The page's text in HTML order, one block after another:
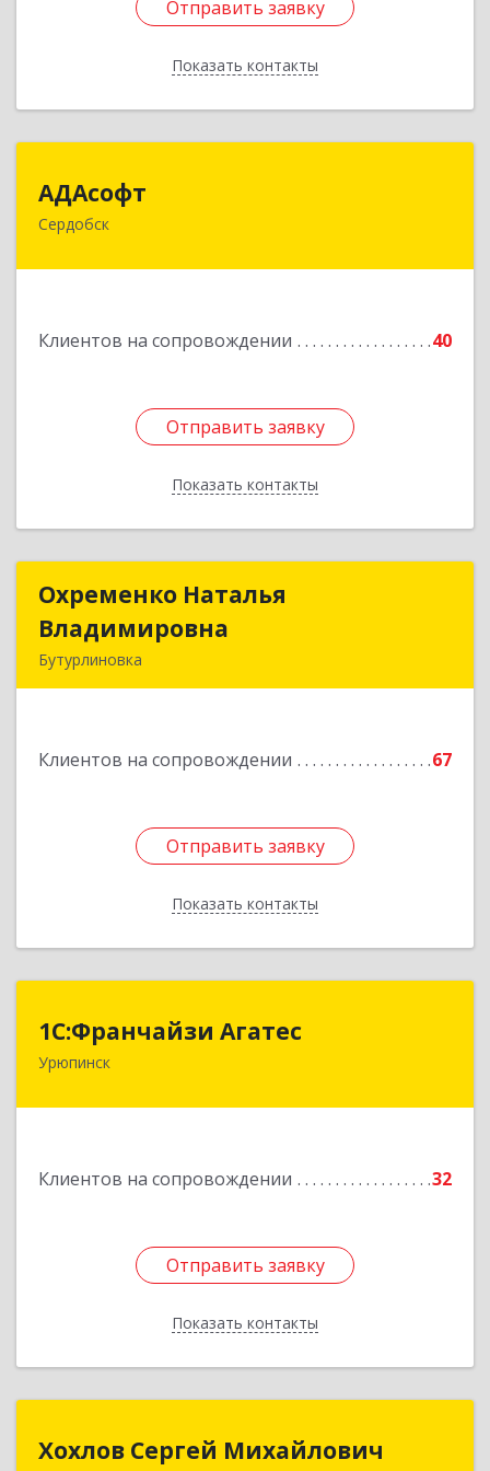
Отправить заявку
Показать контакты
Отправить заявку
Назад
АДАсофт
Сердобск
Клиентов на сопровождении 40
Отправить заявку
Показать контакты
Отправить заявку
Назад
Охременко Наталья
Владимировна
Бутурлиновка
Клиентов на сопровождении 67
Отправить заявку
Показать контакты
Охременко Наталья
Отправить заявку
Назад
1С:Франчайзи Агатес
Урюпинск
Клиентов на сопровождении 32
Отправить заявку
Показать контакты
403113, Волгоградская обл, Урюпинск г, Ленина
Отправить заявку
Назад
Хохлов Сергей Михайлович
Хохлов Сергей Михайлович